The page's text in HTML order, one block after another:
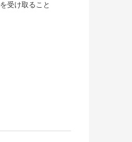
受け取ること